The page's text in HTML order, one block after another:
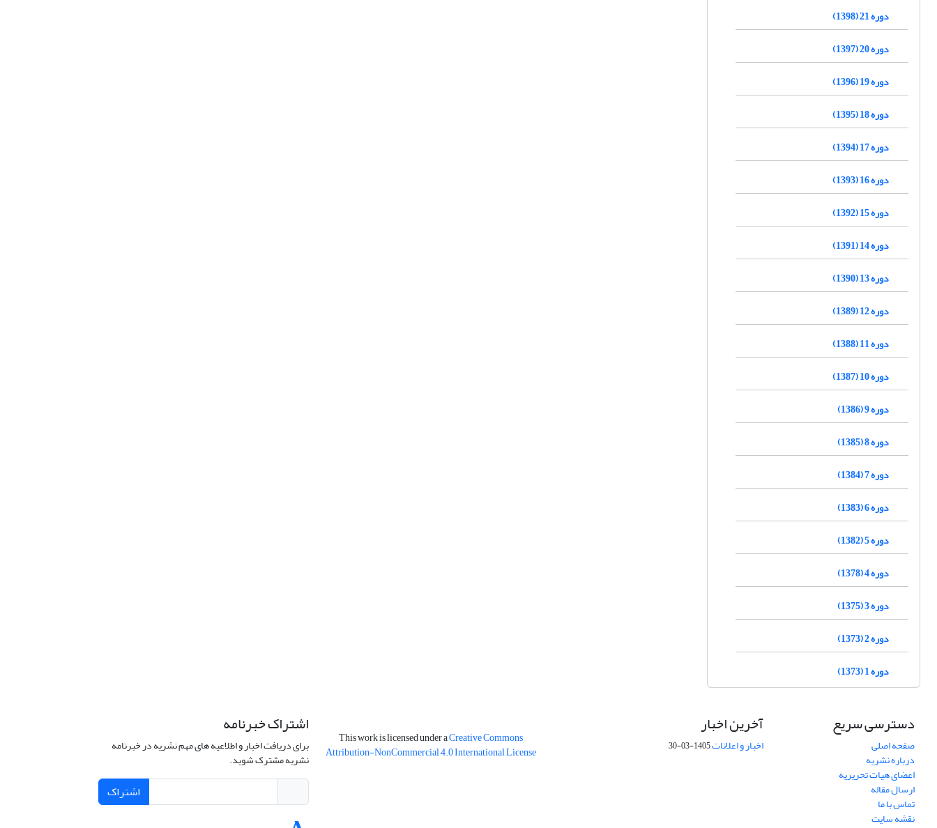
دوره 21 (1398)
دوره 20 (1397)
دوره 19 (1396)
دوره 18 (1395)
دوره 17 (1394)
دوره 16 (1393)
دوره 15 (1392)
دوره 14 (1391)
دوره 13 (1390)
دوره 12 (1389)
دوره 11 (1388)
دوره 10 (1387)
دوره 9 (1386)
دوره 8 (1385)
دوره 7 (1384)
دوره 6 (1383)
دوره 5 (1382)
دوره 4 (1378)
دوره 3 (1375)
دوره 2 (1373)
دوره 1 (1373)
دسترسی سریع
صفحه اصلی
درباره نشریه
اعضای هیات تحریریه
ارسال مقاله
تماس با ما
نقشه سایت
آخرین اخبار
اخبار و اعلانات1405-03-30
This work is licensed under aCreative Commons
Attribution-NonCommercial 4.0 International License
اشتراک خبرنامه
برای دریافت اخبار و اطلاعیه های مهم نشریه در خبرنامه
نشریه مشترک شوید.
اشتراک